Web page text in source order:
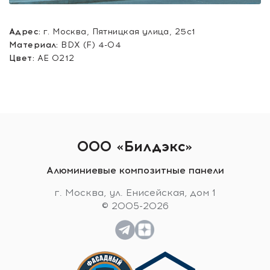
Адрес: г. Москва, Пятницкая улица, 25с1
Материал: BDX (F) 4-04
Цвет: AE 0212
ООО «Билдэкс»
Алюминиевые композитные панели
г. Москва, ул. Енисейская, дом 1
© 2005-2026